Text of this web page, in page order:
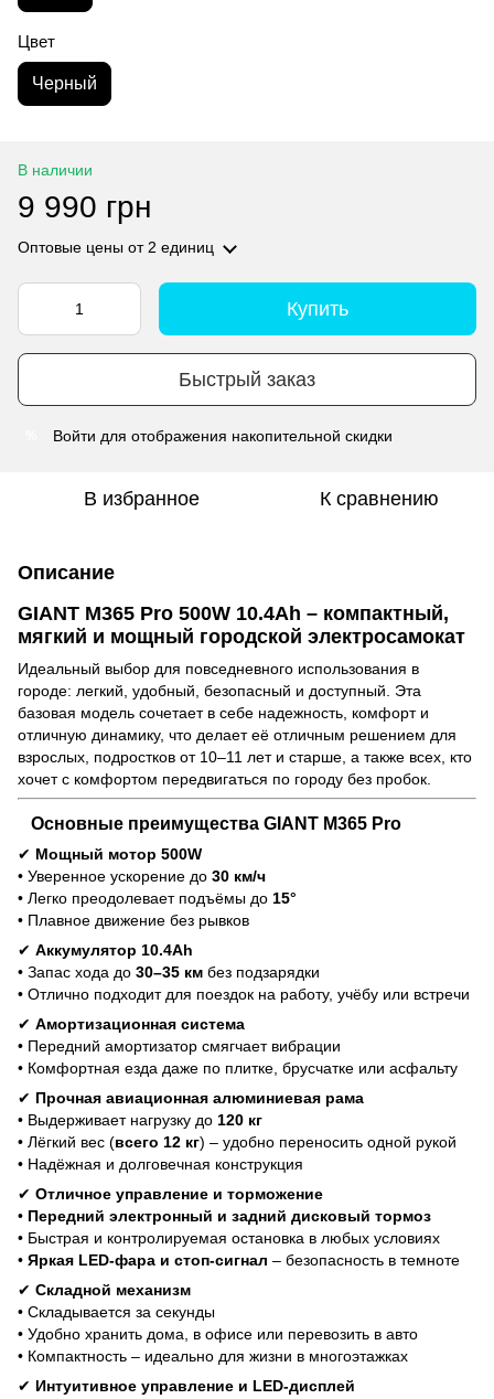
Цвет
Черный
В наличии
9 990 грн
Оптовые цены от 2 единиц
Купить
Быстрый заказ
Войти для отображения накопительной скидки
В избранное К сравнению
Описание
GIANT M365 Pro 500W 10.4Ah – компактный,
мягкий и мощный городской электросамокат
Идеальный выбор для повседневного использования в
городе: легкий, удобный, безопасный и доступный. Эта
базовая модель сочетает в себе надежность, комфорт и
отличную динамику, что делает её отличным решением для
взрослых, подростков от 10–11 лет и старше, а также всех, кто
хочет с комфортом передвигаться по городу без пробок.
Основные преимущества GIANT M365 Pro
✔ Мощный мотор 500W
• Уверенное ускорение до 30 км/ч
• Легко преодолевает подъёмы до 15°
• Плавное движение без рывков
✔ Аккумулятор 10.4Ah
• Запас хода до 30–35 км без подзарядки
• Отлично подходит для поездок на работу, учёбу или встречи
✔ Амортизационная система
• Передний амортизатор смягчает вибрации
• Комфортная езда даже по плитке, брусчатке или асфальту
✔ Прочная авиационная алюминиевая рама
• Выдерживает нагрузку до 120 кг
• Лёгкий вес (всего 12 кг) – удобно переносить одной рукой
• Надёжная и долговечная конструкция
✔ Отличное управление и торможение
• Передний электронный и задний дисковый тормоз
• Быстрая и контролируемая остановка в любых условиях
• Яркая LED-фара и стоп-сигнал – безопасность в темноте
✔ Складной механизм
• Складывается за секунды
• Удобно хранить дома, в офисе или перевозить в авто
• Компактность – идеально для жизни в многоэтажках
✔ Интуитивное управление и LED-дисплей